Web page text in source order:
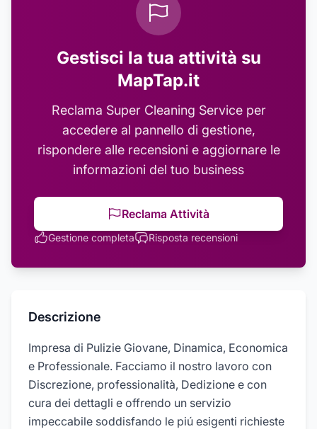
Gestisci la tua attività su
MapTap.it
Reclama Super Cleaning Serviceper
accedere al pannello di gestione,
rispondere alle recensioni e aggiornare le
informazioni del tuo business
Reclama Attività
Gestione completa Risposta recensioni
Descrizione
Impresa di Pulizie Giovane, Dinamica, Economica
e Professionale. Facciamo il nostro lavoro con
Discrezione, professionalità, Dedizione e con
cura dei dettagli e offrendo un servizio
impeccabile soddisfando le piú esigenti richieste